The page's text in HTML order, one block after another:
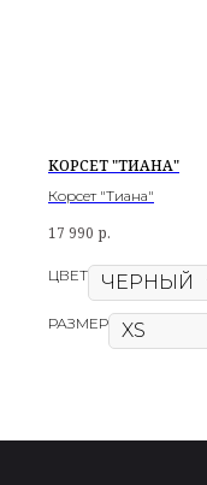
КОРСЕТ "ТИАНА"
Корсет "Тиана"
17 990 р.
ЦВЕТ
РАЗМЕР